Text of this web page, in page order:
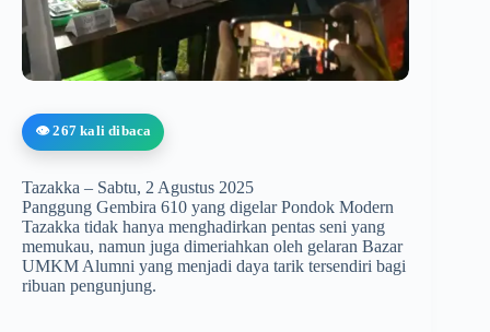
👁️ 267 kali dibaca
Tazakka – Sabtu, 2 Agustus 2025
Panggung Gembira 610 yang digelar Pondok Modern
Tazakka tidak hanya menghadirkan pentas seni yang
memukau, namun juga dimeriahkan oleh gelaran Bazar
UMKM Alumni yang menjadi daya tarik tersendiri bagi
ribuan pengunjung.